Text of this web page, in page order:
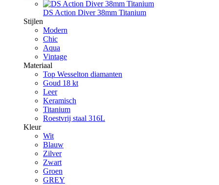
DS Action Diver 38mm Titanium
Stijlen
Modern
Chic
Aqua
Vintage
Materiaal
Top Wesselton diamanten
Goud 18 kt
Leer
Keramisch
Titanium
Roestvrij staal 316L
Kleur
Wit
Blauw
Zilver
Zwart
Groen
GREY